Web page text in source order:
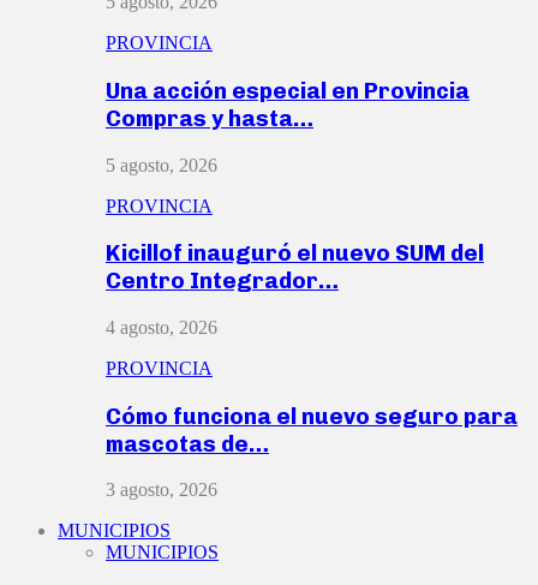
PROVINCIA
Una acción especial en Provincia
Compras y hasta…
5 agosto, 2026
PROVINCIA
Kicillof inauguró el nuevo SUM del
Centro Integrador…
4 agosto, 2026
PROVINCIA
Cómo funciona el nuevo seguro para
mascotas de…
3 agosto, 2026
MUNICIPIOS
MUNICIPIOS